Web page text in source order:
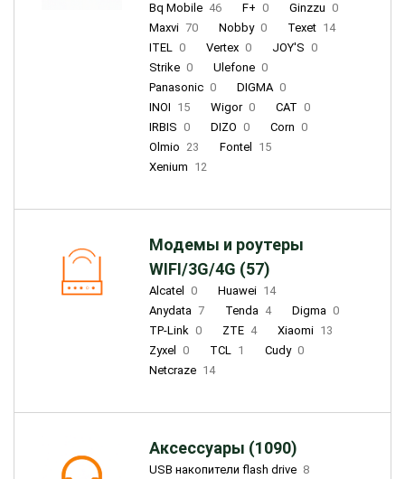
Bq Mobile 46 F+ 0 Ginzzu 0
Maxvi 70 Nobby 0 Texet 14
ITEL 0 Vertex 0 JOY'S 0
Strike 0 Ulefone 0
Panasonic 0 DIGMA 0
INOI 15 Wigor 0 CAT 0
IRBIS 0 DIZO 0 Corn 0
Olmio 23 Fontel
15
Xenium 12
Модемы и роутеры
WIFI/3G/4G (57)
Alcatel 0 Huawei 14
Anydata 7 Tenda 4 Digma 0
TP-Link 0 ZTE 4 Xiaomi 13
Zyxel
0 TCL 1 Cudy 0
Netcraze 14
Аксессуары (1090)
USB накопители flash drive 8